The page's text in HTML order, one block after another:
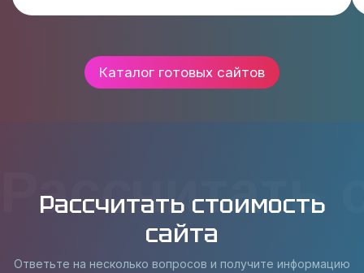
Каталог готовых сайтов
Рассчитать стоимость
сайта
Ответьте на несколько вопросов и получите информацию